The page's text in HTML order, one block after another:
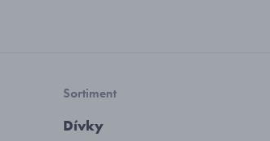
Sortiment
Dívky